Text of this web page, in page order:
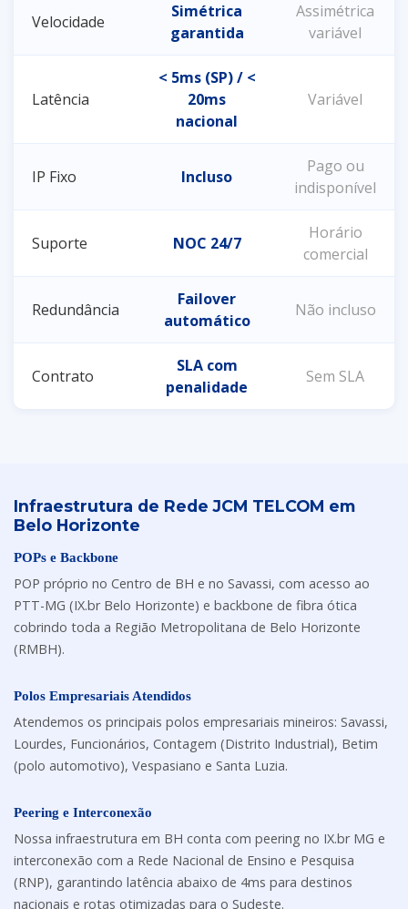
Velocidade
Simétrica
garantida
Assimétrica
variável
Latência
< 5ms (SP) / <
20ms
nacional
Variável
IP Fixo Incluso
Pago ou
indisponível
Suporte NOC 24/7
Horário
comercial
Redundância
Failover
automático
Não incluso
Contrato
SLA com
penalidade
Sem SLA
Infraestrutura de Rede JCM TELCOM em
Belo Horizonte
POPs e Backbone
POP próprio no Centro de BH e no Savassi, com acesso ao
PTT-MG (IX.br Belo Horizonte) e backbone de fibra ótica
cobrindo toda a Região Metropolitana de Belo Horizonte
(RMBH).
Polos Empresariais Atendidos
Atendemos os principais polos empresariais mineiros: Savassi,
Lourdes, Funcionários, Contagem (Distrito Industrial), Betim
(polo automotivo), Vespasiano e Santa Luzia.
Peering e Interconexão
Nossa infraestrutura em BH conta com peering no IX.br MG e
interconexão com a Rede Nacional de Ensino e Pesquisa
(RNP), garantindo latência abaixo de 4ms para destinos
nacionais e rotas otimizadas para o Sudeste.